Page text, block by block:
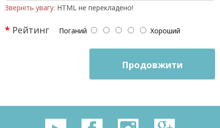
Зверніть увагу: HTML не перекладено!
Рейтинг Поганий Хороший
Продовжити